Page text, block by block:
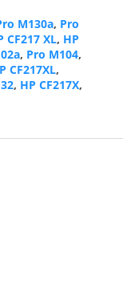
M130a, Pro
CF217 XL, HP
, Pro M104,
CF217XL,
, HP CF217X,